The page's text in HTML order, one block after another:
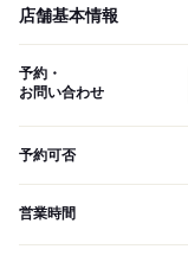
店舗基本情報
予約・
お問い合わせ
予約可否
営業時間